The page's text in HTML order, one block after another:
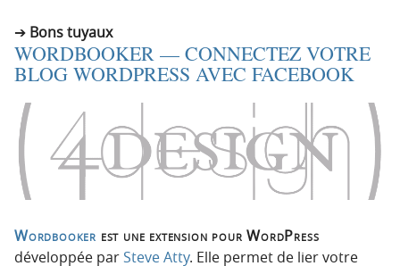
Bons tuyaux
WORDBOOKER — CONNECTEZ VOTRE
BLOG WORDPRESS AVEC FACEBOOK
Wordbooker est une extension pour WordPress
développée par Steve Atty. Elle permet de lier votre